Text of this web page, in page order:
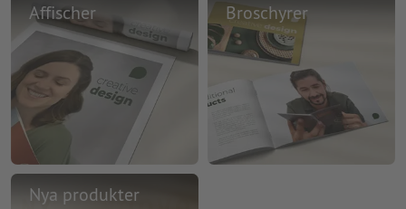
Affischer Broschyrer
Nya produkter